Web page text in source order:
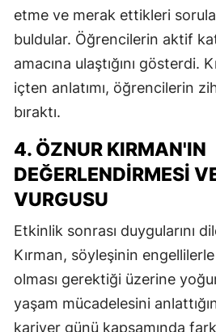
etme ve merak ettikleri
buldular. Öğrencilerin aktif
amacına ulaştığını gösterdi.
içten anlatımı, öğrencilerin
bıraktı.
4. ÖZNUR KIRMAN'IN
DEĞERLENDIRMESI
VURGUSU
Etkinlik sonrası duygularını
Kırman, söyleşinin
olması gerektiği üzerine
yaşam mücadelesini
kariyer günü kapsamında